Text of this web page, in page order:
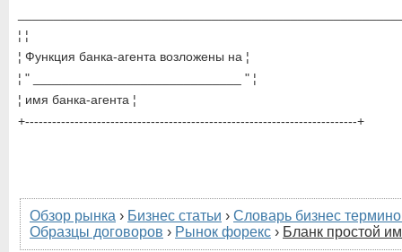
¦ ¦
¦ Функция банка-агента возложены на ¦
¦ " _____________________________ " ¦
¦ имя банка-агента ¦
+--------------------------------------------------------------------------+
Обзор рынка › Бизнес статьи › Словарь бизнес
Образцы договоров › Рынок форекс › Бланк простой